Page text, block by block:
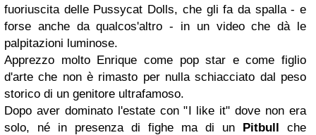
fuoriuscita delle Pussycat Dolls, che gli fa da spalla - e
forse anche da qualcos'altro - in un video che dà le
palpitazioni luminose.
Apprezzo molto Enrique come pop star e come figlio
d'arte che non è rimasto per nulla schiacciato dal peso
storico di un genitore ultrafamoso.
Dopo aver dominato l'estate con "I like it" dove non era
solo, né in presenza di fighe ma di un Pitbull che